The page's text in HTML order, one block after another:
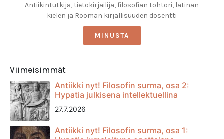
Antiikintutkija, tietokirjailija, filosofian tohtori, latinan
kielen ja Rooman kirjallisuuden dosentti
MINUSTA
Viimeisimmät
Antiikki nyt! Filosofin surma, osa 2:
Hypatia julkisena intellektuellina
27.7.2026
Antiikki nyt! Filosofin surma, osa 1: